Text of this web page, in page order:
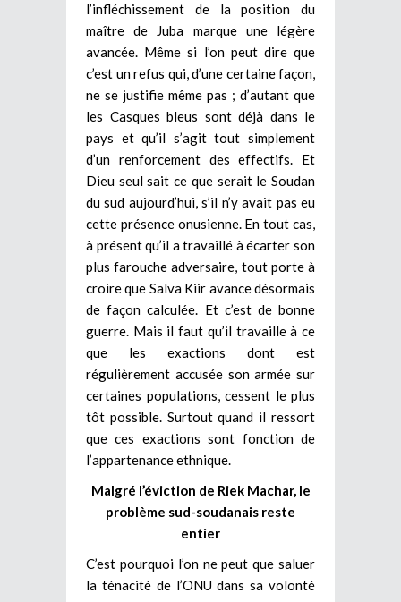
l’infléchissement de la position du
maître de Juba marque une légère
avancée. Même si l’on peut dire que
c’est un refus qui, d’une certaine façon,
ne se justifie même pas ; d’autant que
les Casques bleus sont déjà dans le
pays et qu’il s’agit tout simplement
d’un renforcement des effectifs. Et
Dieu seul sait ce que serait le Soudan
du sud aujourd’hui, s’il n’y avait pas eu
cette présence onusienne. En tout cas,
à présent qu’il a travaillé à écarter son
plus farouche adversaire, tout porte à
croire que Salva Kiir avance désormais
de façon calculée. Et c’est de bonne
guerre. Mais il faut qu’il travaille à ce
que les exactions dont est
régulièrement accusée son armée sur
certaines populations, cessent le plus
tôt possible. Surtout quand il ressort
que ces exactions sont fonction de
l’appartenance ethnique.
Malgré l’éviction de Riek Machar, le
problème sud-soudanais reste
entier
C’est pourquoi l’on ne peut que saluer
la ténacité de l’ONU dans sa volonté